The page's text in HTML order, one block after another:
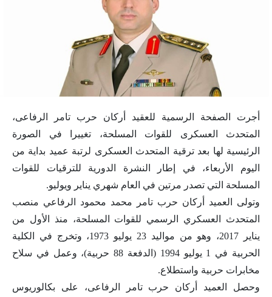
أجرت الصفحة الرسمية للعقيد أركان حرب تامر الرفاعى،
المتحدث العسكرى للقوات المسلحة، تغييرا في الصورة
الرئيسية لها بعد ترقية المتحدث العسكرى لرتبة عميد بداية من
اليوم الأربعاء، في إطار النشرة الدورية للترقيات للقوات
المسلحة التي تصدر مرتين في العام شهري يناير ويوليو.
وتولى العميد أركان حرب تامر محمد محمود الرفاعي منصب
المتحدث العسكري الرسمي للقوات المسلحة، منذ الأول من
يناير 2017، وهو من مواليد 23 يوليو 1973، وتخرج في الكلية
الحربية في 1 يوليو 1994 (الدفعة 88 حربية)، وعمل في سلاح
مخابرات حربية واستطلاع.
وحصل العميد أركان حرب تامر الرفاعى، على بكالوريوس